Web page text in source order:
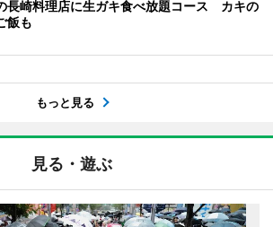
長崎料理店に生ガキ食べ放題コース カキの
飯も
もっと見る
見る・遊ぶ